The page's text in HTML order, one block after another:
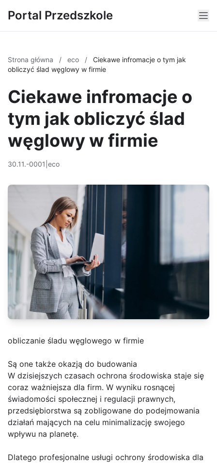
Portal Przedszkole
Strona główna / eco /
Ciekawe infromacje o tym jak
obliczyć ślad węglowy w firmie
Ciekawe infromacje o
tym jak obliczyć ślad
węglowy w firmie
30.11.-0001 eco
obliczanie śladu węglowego w firmie
Są one także okazją do budowania
W dzisiejszych czasach ochrona środowiska staje się
coraz ważniejsza dla firm. W wyniku rosnącej
świadomości społecznej i regulacji prawnych,
przedsiębiorstwa są zobligowane do podejmowania
działań mających na celu minimalizację swojego
wpływu na planetę.
Dlatego profesjonalne usługi ochrony środowiska dla